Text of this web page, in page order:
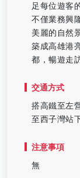
足每位遊客
不僅業務興
美麗的自然
築成高雄港
都，暢遊走
交通方式
搭高鐵至左
至西子灣站
注意事項
無